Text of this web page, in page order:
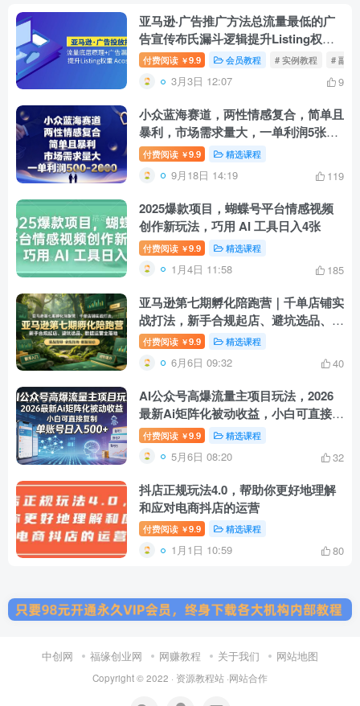
亚马逊·广告推广方法总流量最低的广
告宣传布氏漏斗逻辑提升Listing权重
值Acos10%
付费阅读 ￥9.9 会员教程 # 实例教程 # 副业
3月3日 12:07 9
小众蓝海赛道，两性情感复合，简单且
暴利，市场需求量大，一单利润5张，
未来几年可持续深耕的项目
付费阅读 ￥9.9 精选课程
9月18日 14:19 119
2025爆款项目，蝴蝶号平台情感视频
创作新玩法，巧用 AI 工具日入4张
付费阅读 ￥9.9 精选课程
1月4日 11:58 185
亚马逊第七期孵化陪跑营｜千单店铺实
战打法，新手合规起店、避坑选品、数
据运营全落地
付费阅读 ￥9.9 精选课程
6月6日 09:32 40
AI公众号高爆流量主项目玩法，2026
最新Ai矩阵化被动收益，小白可直接复
制，单账号日入500+
付费阅读 ￥9.9 精选课程
5月6日 08:20 32
抖店正规玩法4.0，帮助你更好地理解
和应对电商抖店的运营
付费阅读 ￥9.9 精选课程
1月1日 10:59 80
中创网 福缘创业网 网赚教程 关于我们 网站地图
Copyright © 2022 · 资源教程站 ·网站合作